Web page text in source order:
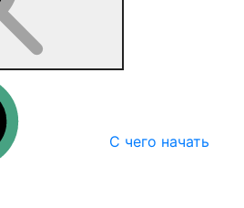
С чего начать